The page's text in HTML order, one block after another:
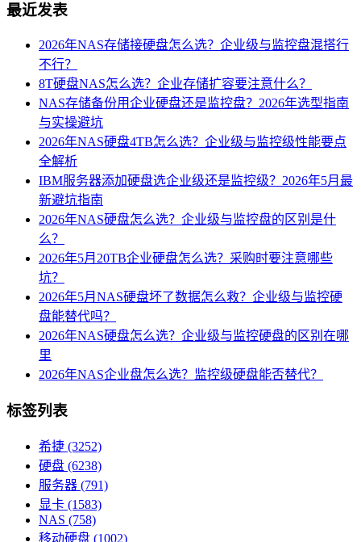
最近发表
2026年NAS存储接硬盘怎么选？企业级与监控盘混搭行
不行？
8T硬盘NAS怎么选？企业存储扩容要注意什么？
NAS存储备份用企业硬盘还是监控盘？2026年选型指南
与实操避坑
2026年NAS硬盘4TB怎么选？企业级与监控级性能要点
全解析
IBM服务器添加硬盘选企业级还是监控级？2026年5月最
新避坑指南
2026年NAS硬盘怎么选？企业级与监控盘的区别是什
么？
2026年5月20TB企业硬盘怎么选？采购时要注意哪些
坑？
2026年5月NAS硬盘坏了数据怎么救？企业级与监控硬
盘能替代吗？
2026年NAS硬盘怎么选？企业级与监控硬盘的区别在哪
里
2026年NAS企业盘怎么选？监控级硬盘能否替代？
标签列表
希捷 (3252)
硬盘 (6238)
服务器 (791)
显卡 (1583)
NAS (758)
移动硬盘 (1002)